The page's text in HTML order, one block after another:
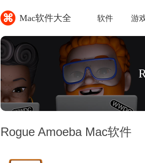
⌘ Mac软件大全 软件 游
Rogue Amoeba Mac软件